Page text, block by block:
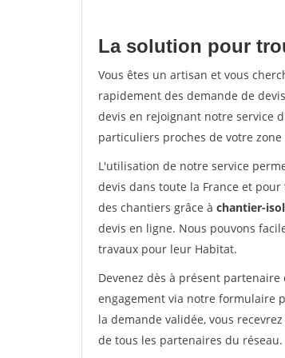
La solution pour
Vous êtes un artisan et vous
rapidement des demande de
devis en rejoignant notre service
particuliers proches de votre
L'utilisation de notre service
devis dans toute la France et
des chantiers grâce à chantier-
devis en ligne. Nous pouvons
travaux pour leur Habitat.
Devenez dès à présent partenaire
engagement via notre formulaire
la demande validée, vous
de tous les partenaires du réseau.